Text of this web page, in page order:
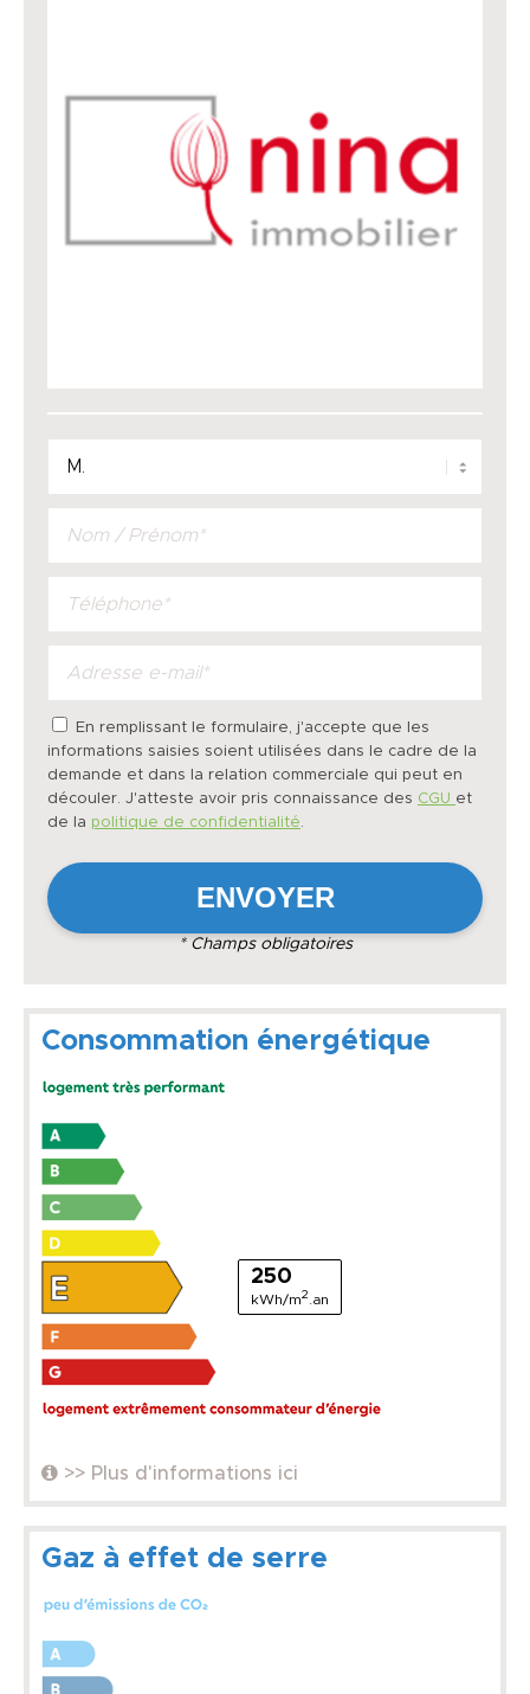
En remplissant le formulaire, j'accepte que les
informations saisies soient utilisées dans le cadre de la
demande et dans la relation commerciale qui peut en
découler. J'atteste avoir pris connaissance des CGU et
de la politique de confidentialité.
* Champs obligatoires
Consommation énergétique
250
kWh/m2 .an
>> Plus d'informations ici
Gaz à effet de serre